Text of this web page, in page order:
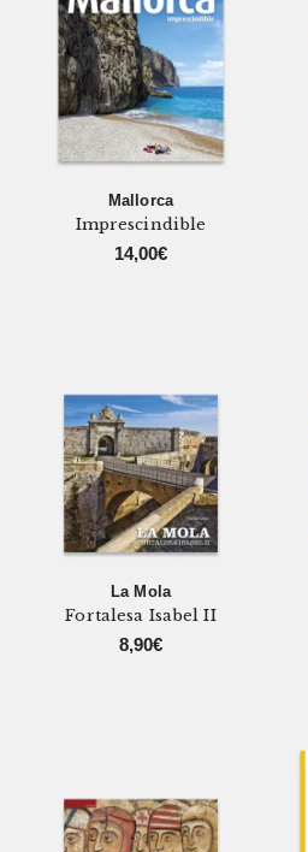
Mallorca
Imprescindible
14,00€
La Mola
Fortalesa Isabel II
8,90€